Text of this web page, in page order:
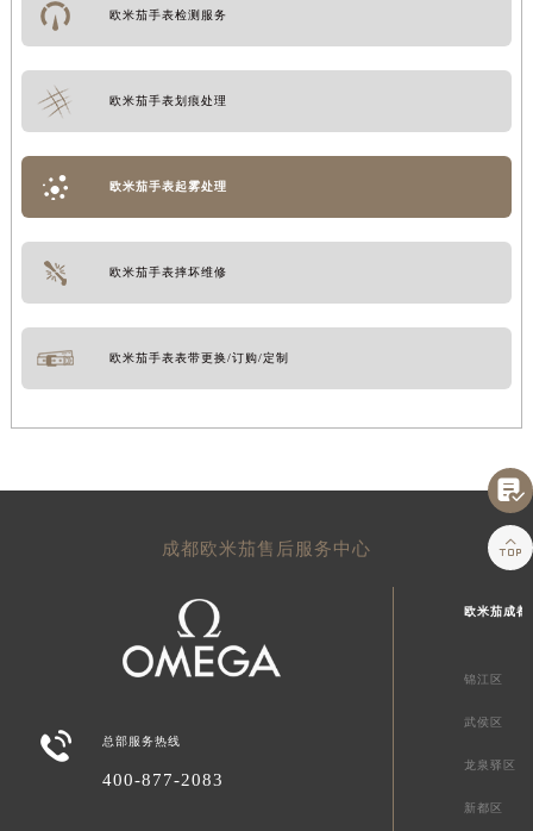
欧米茄手表检测服务
欧米茄手表划痕处理
欧米茄手表起雾处理
欧米茄手表摔坏维修
欧米茄手表表带更换/订购/定制
成都欧米茄售后服务中心
 总部服务热线
400-877-2083
欧米茄成都
锦江区
武侯区
龙泉驿区
新都区

